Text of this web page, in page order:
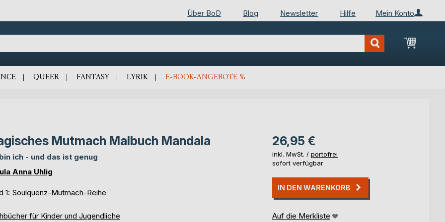
Mein Konto
Über BoD Blog Newsletter Hilfe
Mein
QUEER FANTASY LYRIK E-BOOK-ANGEBOTE %
Mutmach Malbuch Mandala
ich - und das ist genug
Anna Uhlig
1: Soulquenz-Mutmach-Reihe
für Kinder und Jugendliche
26,95 €
inkl. MwSt. / portofrei
sofort verfügbar
IN DEN WARENKORB
Auf die Merkliste